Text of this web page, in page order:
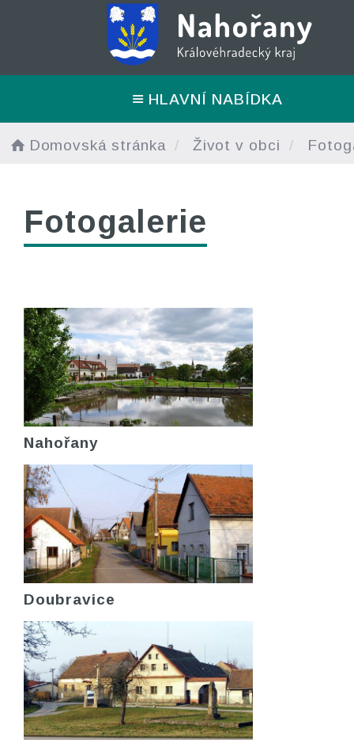
HLAVNÍ NABÍDKA
Domovská stránka Život v obci
Fotogalerie
Nahořany
Doubravice